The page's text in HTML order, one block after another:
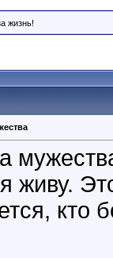
жизнь!
живу.
кто